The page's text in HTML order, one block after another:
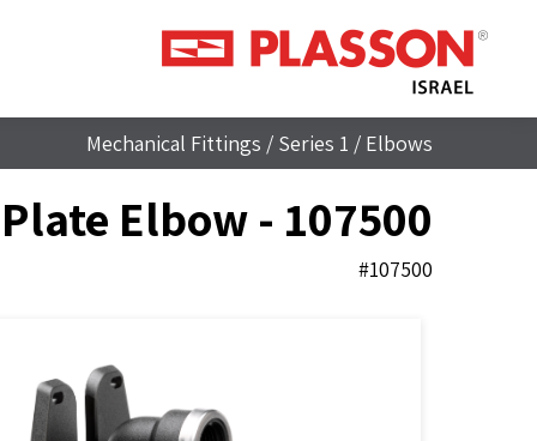
Mechanical Fittings / Series 1 / Elbows
Elbow - 107500
#107500